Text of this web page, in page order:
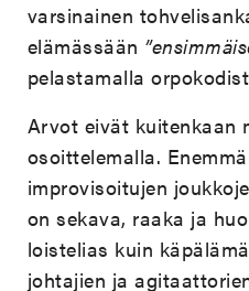
varsinainen
elämässään
pelastamalla
Arvot eivät kuitenkaan
osoittelemalla.
improvisoitujen
on sekava, raaka ja
loistelias kuin
johtajien ja